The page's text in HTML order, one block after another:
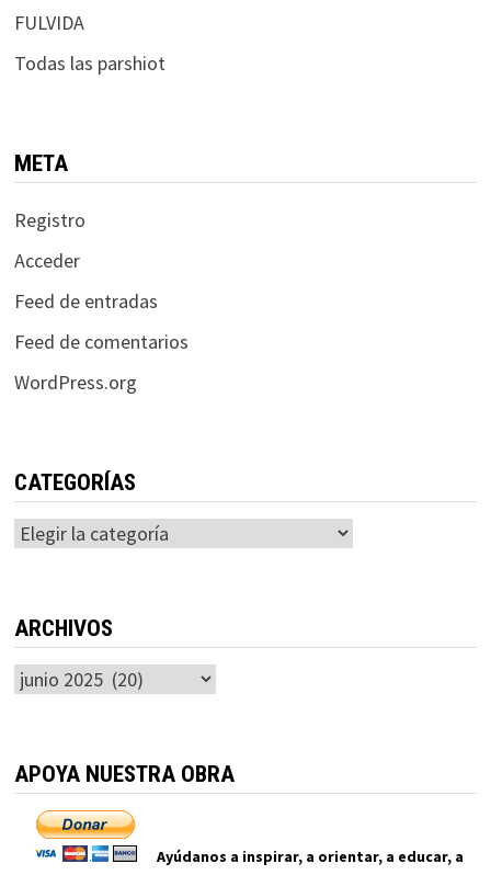
FULVIDA
Todas las parshiot
META
Registro
Acceder
Feed de entradas
Feed de comentarios
WordPress.org
CATEGORÍAS
Categorías
ARCHIVOS
Archivos
APOYA NUESTRA OBRA
Ayúdanos a inspirar, a orientar, a educar, a